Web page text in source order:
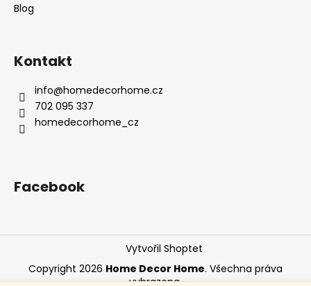
Blog
Kontakt
info@homedecorhome.cz
702 095 337
homedecorhome_cz
Facebook
Vytvořil Shoptet
Copyright 2026 Home Decor Home. Všechna práva
vyhrazena.